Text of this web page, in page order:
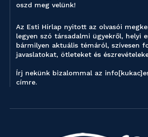
oszd meg velünk!
Az Esti Hírlap nyitott az olvasói
legyen szó társadalmi ügyekről, helyi
bármilyen aktuális témáról, szívesen
javaslatokat, ötleteket és
Írj nekünk bizalommal az
címre.